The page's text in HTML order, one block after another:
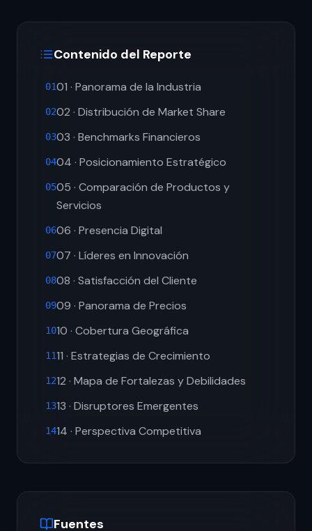
Contenido del Reporte
0101 · Panorama de la Industria
0202 · Distribución de Market Share
0303 · Benchmarks Financieros
0404 · Posicionamiento Estratégico
0505 · Comparación de Productos y
Servicios
0606 · Presencia Digital
0707 · Líderes en Innovación
0808 · Satisfacción del Cliente
0909 · Panorama de Precios
1010 · Cobertura Geográfica
1111 · Estrategias de Crecimiento
1212 · Mapa de Fortalezas y Debilidades
1313 · Disruptores Emergentes
1414 · Perspectiva Competitiva
Fuentes